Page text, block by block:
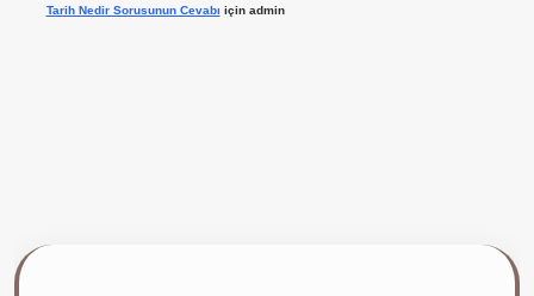
Tarih Nedir Sorusunun Cevabı için admin